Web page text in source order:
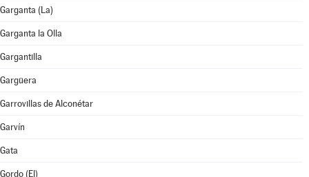
Garganta (La)
Garganta la Olla
Gargantilla
Gargüera
Garrovillas de Alconétar
Garvín
Gata
Gordo (El)